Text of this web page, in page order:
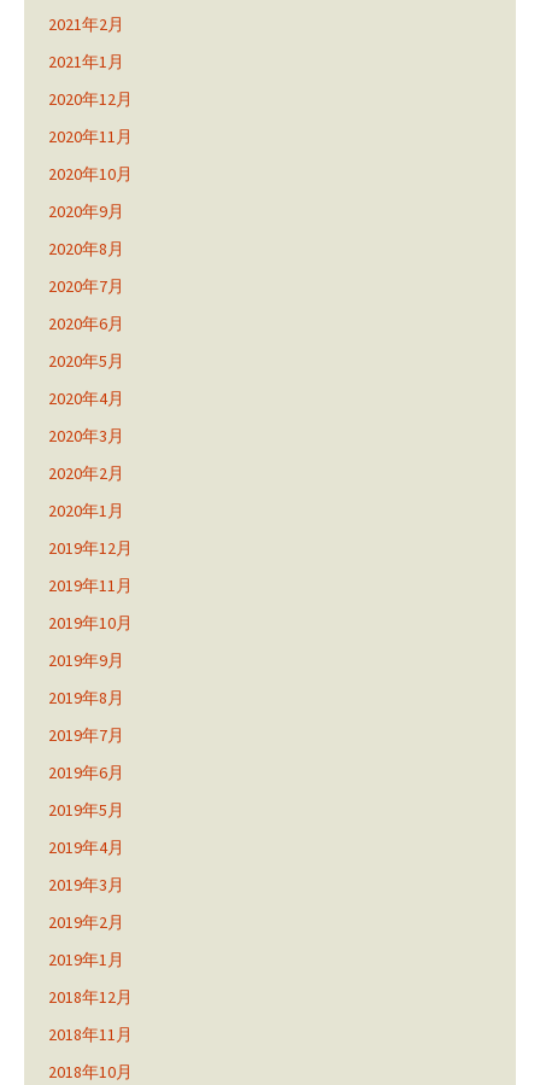
2021年2月
2021年1月
2020年12月
2020年11月
2020年10月
2020年9月
2020年8月
2020年7月
2020年6月
2020年5月
2020年4月
2020年3月
2020年2月
2020年1月
2019年12月
2019年11月
2019年10月
2019年9月
2019年8月
2019年7月
2019年6月
2019年5月
2019年4月
2019年3月
2019年2月
2019年1月
2018年12月
2018年11月
2018年10月